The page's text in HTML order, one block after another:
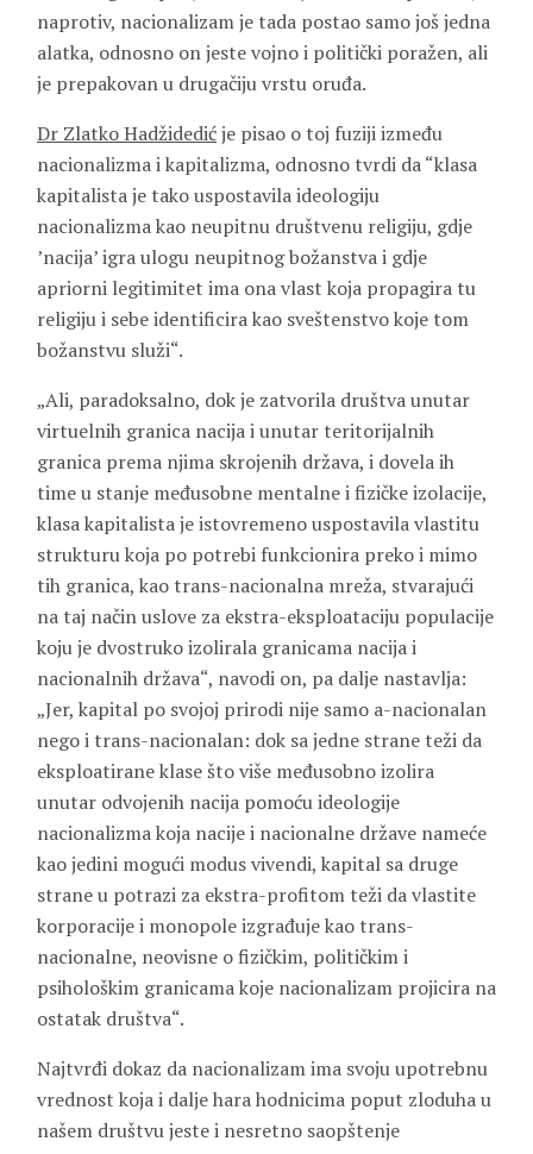
naprotiv, nacionalizam je tada postao samo još jedna
alatka, odnosno on jeste vojno i politički poražen, ali
je prepakovan u drugačiju vrstu oruđa.
Dr Zlatko Hadžidedićje pisao o toj fuziji između
nacionalizma i kapitalizma, odnosno tvrdi da “klasa
kapitalista je tako uspostavila ideologiju
nacionalizma kao neupitnu društvenu religiju, gdje
’nacija’ igra ulogu neupitnog božanstva i gdje
apriorni legitimitet ima ona vlast koja propagira tu
religiju i sebe identificira kao sveštenstvo koje tom
božanstvu služi“.
„Ali, paradoksalno, dok je zatvorila društva unutar
virtuelnih granica nacija i unutar teritorijalnih
granica prema njima skrojenih država, i dovela ih
time u stanje međusobne mentalne i fizičke izolacije,
klasa kapitalista je istovremeno uspostavila vlastitu
strukturu koja po potrebi funkcionira preko i mimo
tih granica, kao trans-nacionalna mreža, stvarajući
na taj način uslove za ekstra-eksploataciju populacije
koju je dvostruko izolirala granicama nacija i
nacionalnih država“, navodi on, pa dalje nastavlja:
„Jer, kapital po svojoj prirodi nije samo a-nacionalan
nego i trans-nacionalan: dok sa jedne strane teži da
eksploatirane klase što više međusobno izolira
unutar odvojenih nacija pomoću ideologije
nacionalizma koja nacije i nacionalne države nameće
kao jedini mogući modus vivendi, kapital sa druge
strane u potrazi za ekstra-profitom teži da vlastite
korporacije i monopole izgrađuje kao trans-
nacionalne, neovisne o fizičkim, političkim i
psihološkim granicama koje nacionalizam projicira na
ostatak društva“.
Najtvrđi dokaz da nacionalizam ima svoju upotrebnu
vrednost koja i dalje hara hodnicima poput zloduha u
našem društvu jeste i nesretno saopštenje